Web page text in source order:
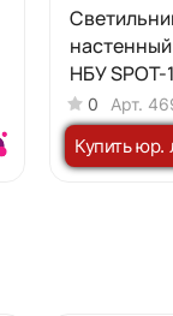
НБУ SPOT-
HOME
0 Арт.
Купить юр.